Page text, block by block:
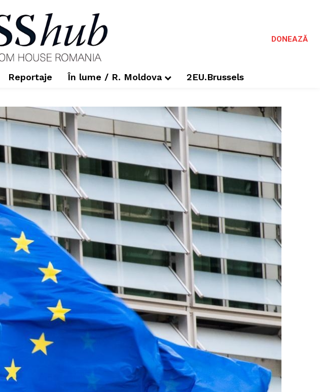
DONEAZĂ
Reportaje În lume / R. Moldova 2EU.Brussels